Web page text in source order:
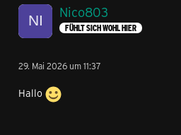
Nico803
FÜHLT SICH WOHL HIER
29. Mai 2026 um 11:37
Hallo